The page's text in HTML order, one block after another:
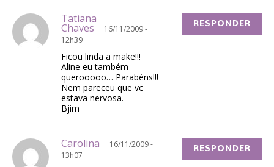
Tatiana
Chaves
16/11/2009 -
12h39
Ficou linda a make!!!
Aline eu também
querooooo… Parabéns!!!
Nem pareceu que vc
estava nervosa.
Bjim
RESPONDER
Carolina
16/11/2009 -
13h07
RESPONDER